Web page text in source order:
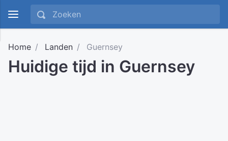
Home Landen Guernsey
Huidige tijd in Guernsey